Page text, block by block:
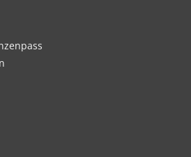
in der Reihe 25cm. Bei Bedarf die
bessere Entwicklung zu